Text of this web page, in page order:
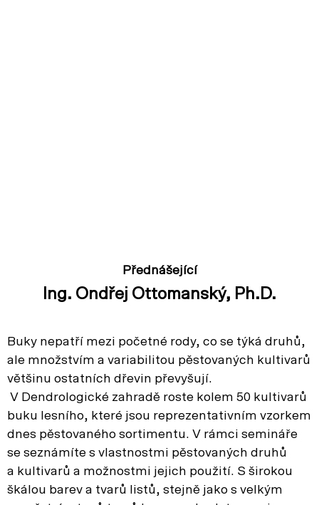
Přednášející
Ing. Ondřej Ottomanský, Ph.D.
Buky nepatří mezi početné rody, co se týká druhů,
ale množstvím a variabilitou pěstovaných kultivarů
většinu ostatních dřevin převyšují.
V Dendrologické zahradě roste kolem 50 kultivarů
buku lesního, které jsou reprezentativním vzorkem
dnes pěstovaného sortimentu. V rámci semináře
se seznámíte s vlastnostmi pěstovaných druhů
a kultivarů a možnostmi jejich použití. S širokou
škálou barev a tvarů listů, stejně jako s velkým